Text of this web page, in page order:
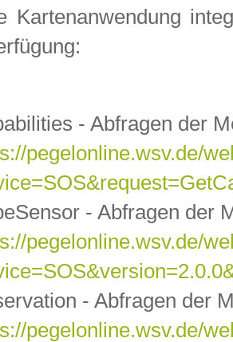
Kartenanwendung
- Abfragen der
pegelonline.wsv.de/
- Abfragen der
pegelonline.wsv.de/
- Abfragen der
pegelonline.wsv.de/